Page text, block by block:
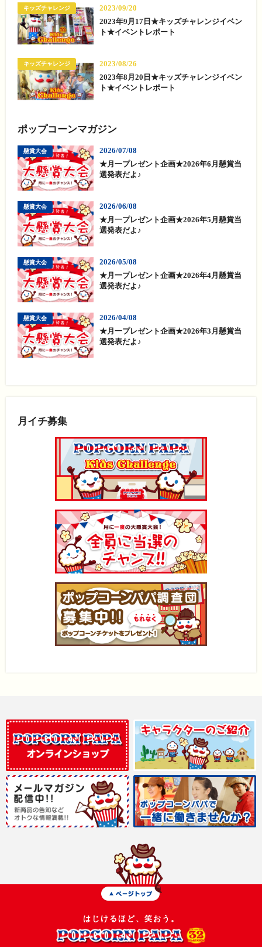
キッズチャレンジ
2023/09/20
2023年9月17日★キッズチャレンジイベン
ト★イベントレポート
キッズチャレンジ
2023/08/26
2023年8月20日★キッズチャレンジイベン
ト★イベントレポート
ポップコーンマガジン
懸賞大会
2026/07/08
★月一プレゼント企画★2026年6月懸賞当
選発表だよ♪
懸賞大会
2026/06/08
★月一プレゼント企画★2026年5月懸賞当
選発表だよ♪
懸賞大会
2026/05/08
★月一プレゼント企画★2026年4月懸賞当
選発表だよ♪
懸賞大会
2026/04/08
★月一プレゼント企画★2026年3月懸賞当
選発表だよ♪
月イチ募集
はじけるほど、笑おう。